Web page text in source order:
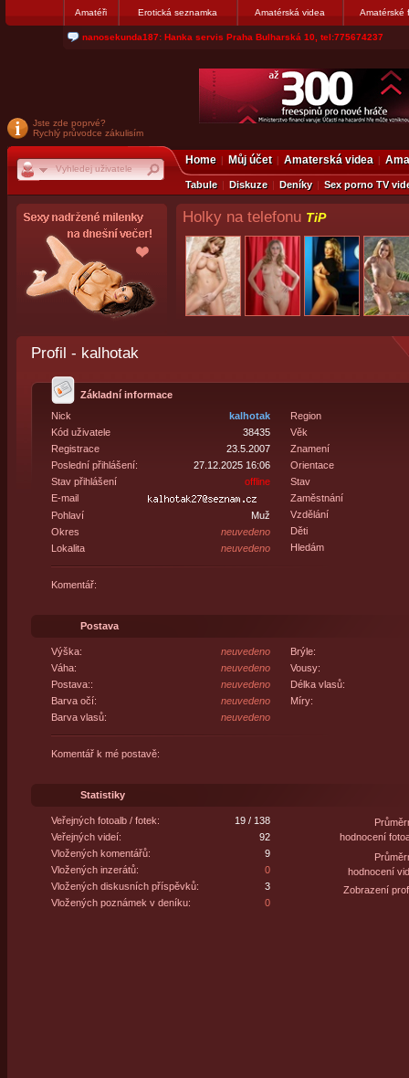
Amatéři Erotická seznamka Amatérská videa Amatérské
jjoseff: Najde se par, ktery nekdy přemýšlel o divákovi. Napiste
Jste zde poprvé?
Rychlý průvodce zákulisím
Home Můj účet Amaterská videa
Tabule Diskuze Deníky Sex porno TV
Holky na telefonu TiP
Profil - kalhotak
Základní informace
Nick
kalhotak
Kód uživatele
38435
Registrace
23.5.2007
Poslední přihlášení:
27.12.2025 16:06
Stav přihlášení
offline
E-mail
Pohlaví
Muž
Okres
neuvedeno
Lokalita
neuvedeno
Region
Věk
Znamení
Orientace
Stav
Zaměstnání
Vzdělání
Děti
Hledám
Komentář:
Postava
Výška:
neuvedeno
Váha:
neuvedeno
Postava::
neuvedeno
Barva očí:
neuvedeno
Barva vlasů:
neuvedeno
Brýle:
Vousy:
Délka vlasů:
Míry:
Komentář k mé postavě:
Statistiky
Veřejných fotoalb / fotek:
19 / 138
Veřejných videí:
92
Vložených komentářů:
9
Vložených inzerátů:
0
Vložených diskusních příspěvků:
3
Vložených poznámek v deníku:
0
hodnocení
hodnocení
Zobrazení